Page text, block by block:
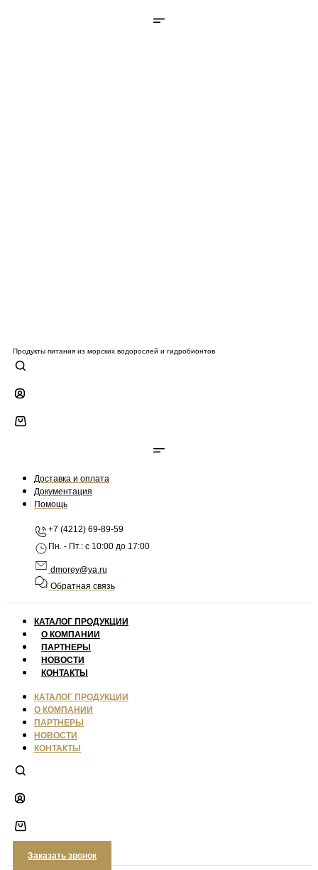
Продукты питания из морских водорослей и гидробионтов
Доставка и оплата
Документация
Помощь
+7 (4212) 69-89-59
Пн. - Пт.: с 10:00 до 17:00
dmorey@ya.ru
Обратная связь
КАТАЛОГ ПРОДУКЦИИ
О КОМПАНИИ
ПАРТНЕРЫ
НОВОСТИ
КОНТАКТЫ
КАТАЛОГ ПРОДУКЦИИ
О КОМПАНИИ
ПАРТНЕРЫ
НОВОСТИ
КОНТАКТЫ
Заказать звонок